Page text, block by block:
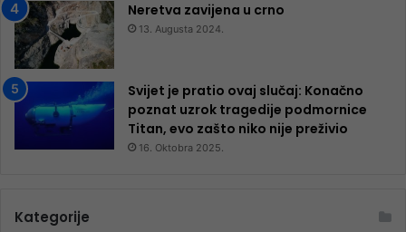
Neretva zavijena u crno
13. Augusta 2024.
Svijet je pratio ovaj slučaj: Konačno
poznat uzrok tragedije podmornice
Titan, evo zašto niko nije preživio
16. Oktobra 2025.
Kategorije